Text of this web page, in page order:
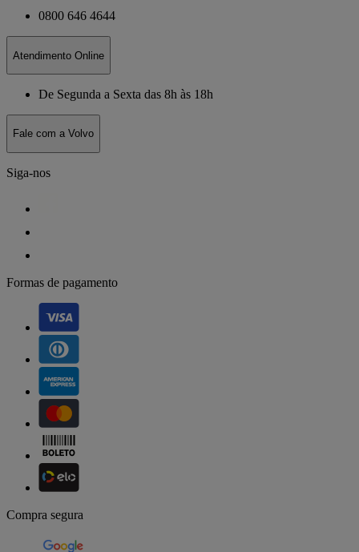
0800 646 4644
Atendimento Online
De Segunda a Sexta das 8h às 18h
Fale com a Volvo
Siga-nos
Formas de pagamento
Compra segura